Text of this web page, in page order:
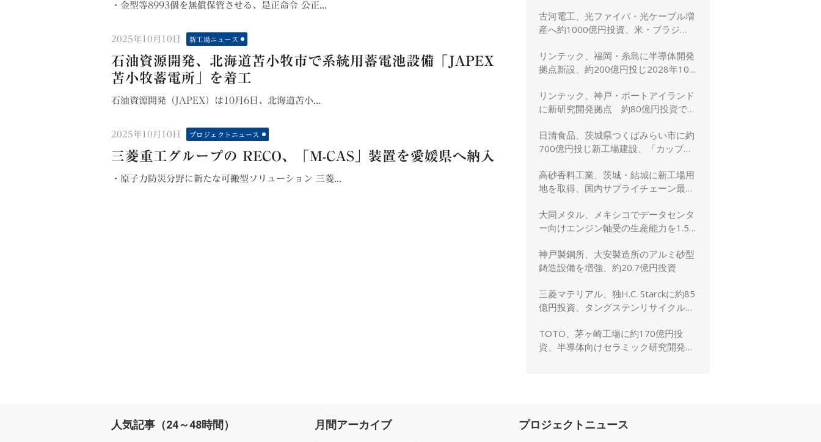
・金型等8993個を無償保管させる、是正命令 公正...
Posted
2025年10月10日 新工場ニュース
石油資源開発、北海道苫小牧市で系統用蓄電池設備「JAPEX
苫小牧蓄電所」を着工
石油資源開発（JAPEX）は10月6日、北海道苫小...
Posted
on
2025年10月10日 プロジェクトニュース
三菱重工グループの RECO、「M-CAS」装置を愛媛県へ納入
・原子力防災分野に新たな可搬型ソリューション 三菱...
古河電工、光ファイバ・光ケーブル増
産へ約1000億円投資、米・ブラジ
リンテック、福岡・糸島に半導体開発
拠点新設、約200億円投じ2028年10
リンテック、神戸・ポートアイランド
に新研究開発拠点 約80億円投資で新
日清食品、茨城県つくばみらい市に約
700億円投じ新工場建設、「カップヌ
高砂香料工業、茨城・結城に新工場用
地を取得、国内サプライチェーン最適
大同メタル、メキシコでデータセンタ
ー向けエンジン軸受の生産能力を1.5
神戸製鋼所、大安製造所のアルミ砂型
鋳造設備を増強、約20.7億円投資
三菱マテリアル、独H.C. Starckに約85
億円投資、タングステンリサイクル能
TOTO、茅ヶ崎工場に約170億円投
資、半導体向けセラミック研究開発棟
人気記事（24～48時間） 月間アーカイブ プロジェクトニュース